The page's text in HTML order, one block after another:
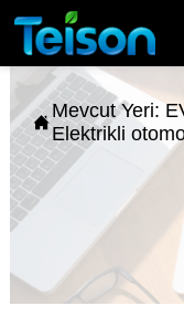

Mevcut Yeri:
Elektrikli